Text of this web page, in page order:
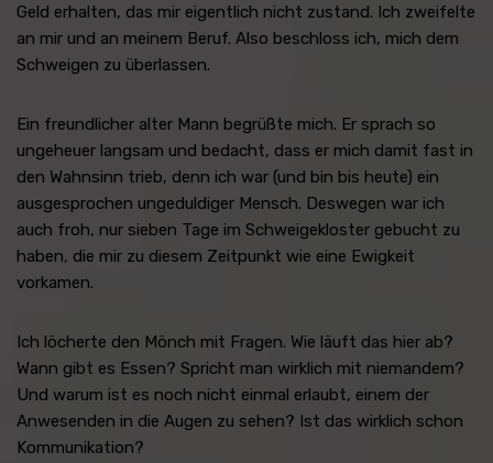
Geld erhalten, das mir eigentlich nicht zustand. Ich zweifelte
an mir und an meinem Beruf. Also beschloss ich, mich dem
Schweigen zu überlassen.
Ein freundlicher alter Mann begrüßte mich. Er sprach so
ungeheuer langsam und bedacht, dass er mich damit fast in
den Wahnsinn trieb, denn ich war (und bin bis heute) ein
ausgesprochen ungeduldiger Mensch. Deswegen war ich
auch froh, nur sieben Tage im Schweigekloster gebucht zu
haben, die mir zu diesem Zeitpunkt wie eine Ewigkeit
vorkamen.
Ich löcherte den Mönch mit Fragen. Wie läuft das hier ab?
Wann gibt es Essen? Spricht man wirklich mit niemandem?
Und warum ist es noch nicht einmal erlaubt, einem der
Anwesenden in die Augen zu sehen? Ist das wirklich schon
Kommunikation?